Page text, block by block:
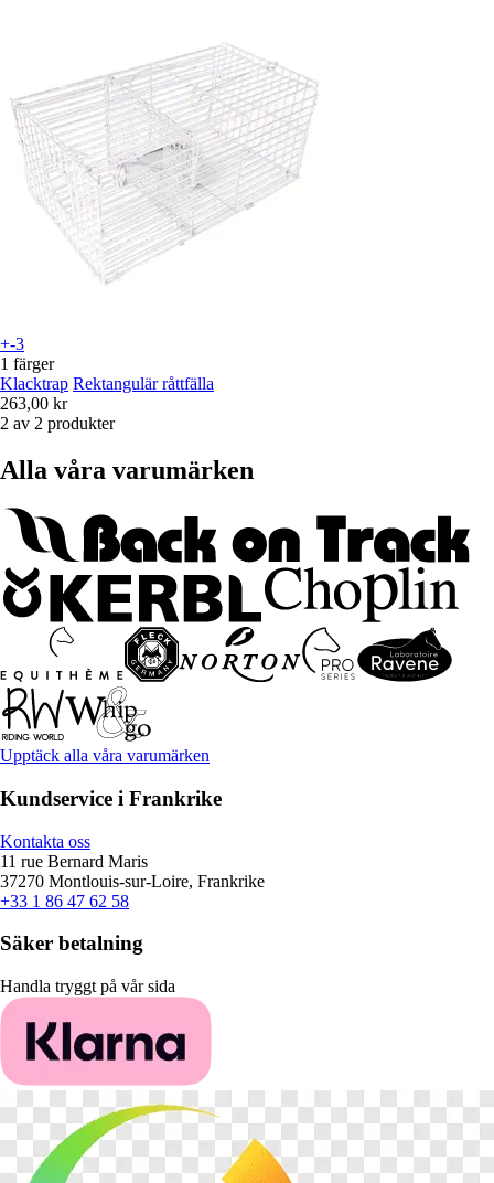
+-3
1 färger
Klacktrap Rektangulär råttfälla
263,00 kr
2 av 2 produkter
Alla våra varumärken
Upptäck alla våra varumärken
Kundservice i Frankrike
Kontakta oss
11 rue Bernard Maris
37270 Montlouis-sur-Loire, Frankrike
+33 1 86 47 62 58
Säker betalning
Handla tryggt på vår sida